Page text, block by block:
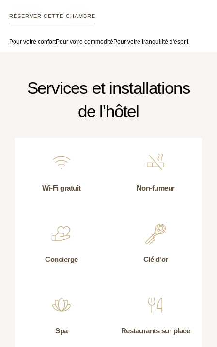
RÉSERVER CETTE CHAMBRE
Pour votre confortPour votre commodité Pour votre tranquilité d'esprit
Services et installations
de l'hôtel
Wi-Fi gratuit Non-fumeur
Concierge Clé d'or
Spa Restaurants sur place